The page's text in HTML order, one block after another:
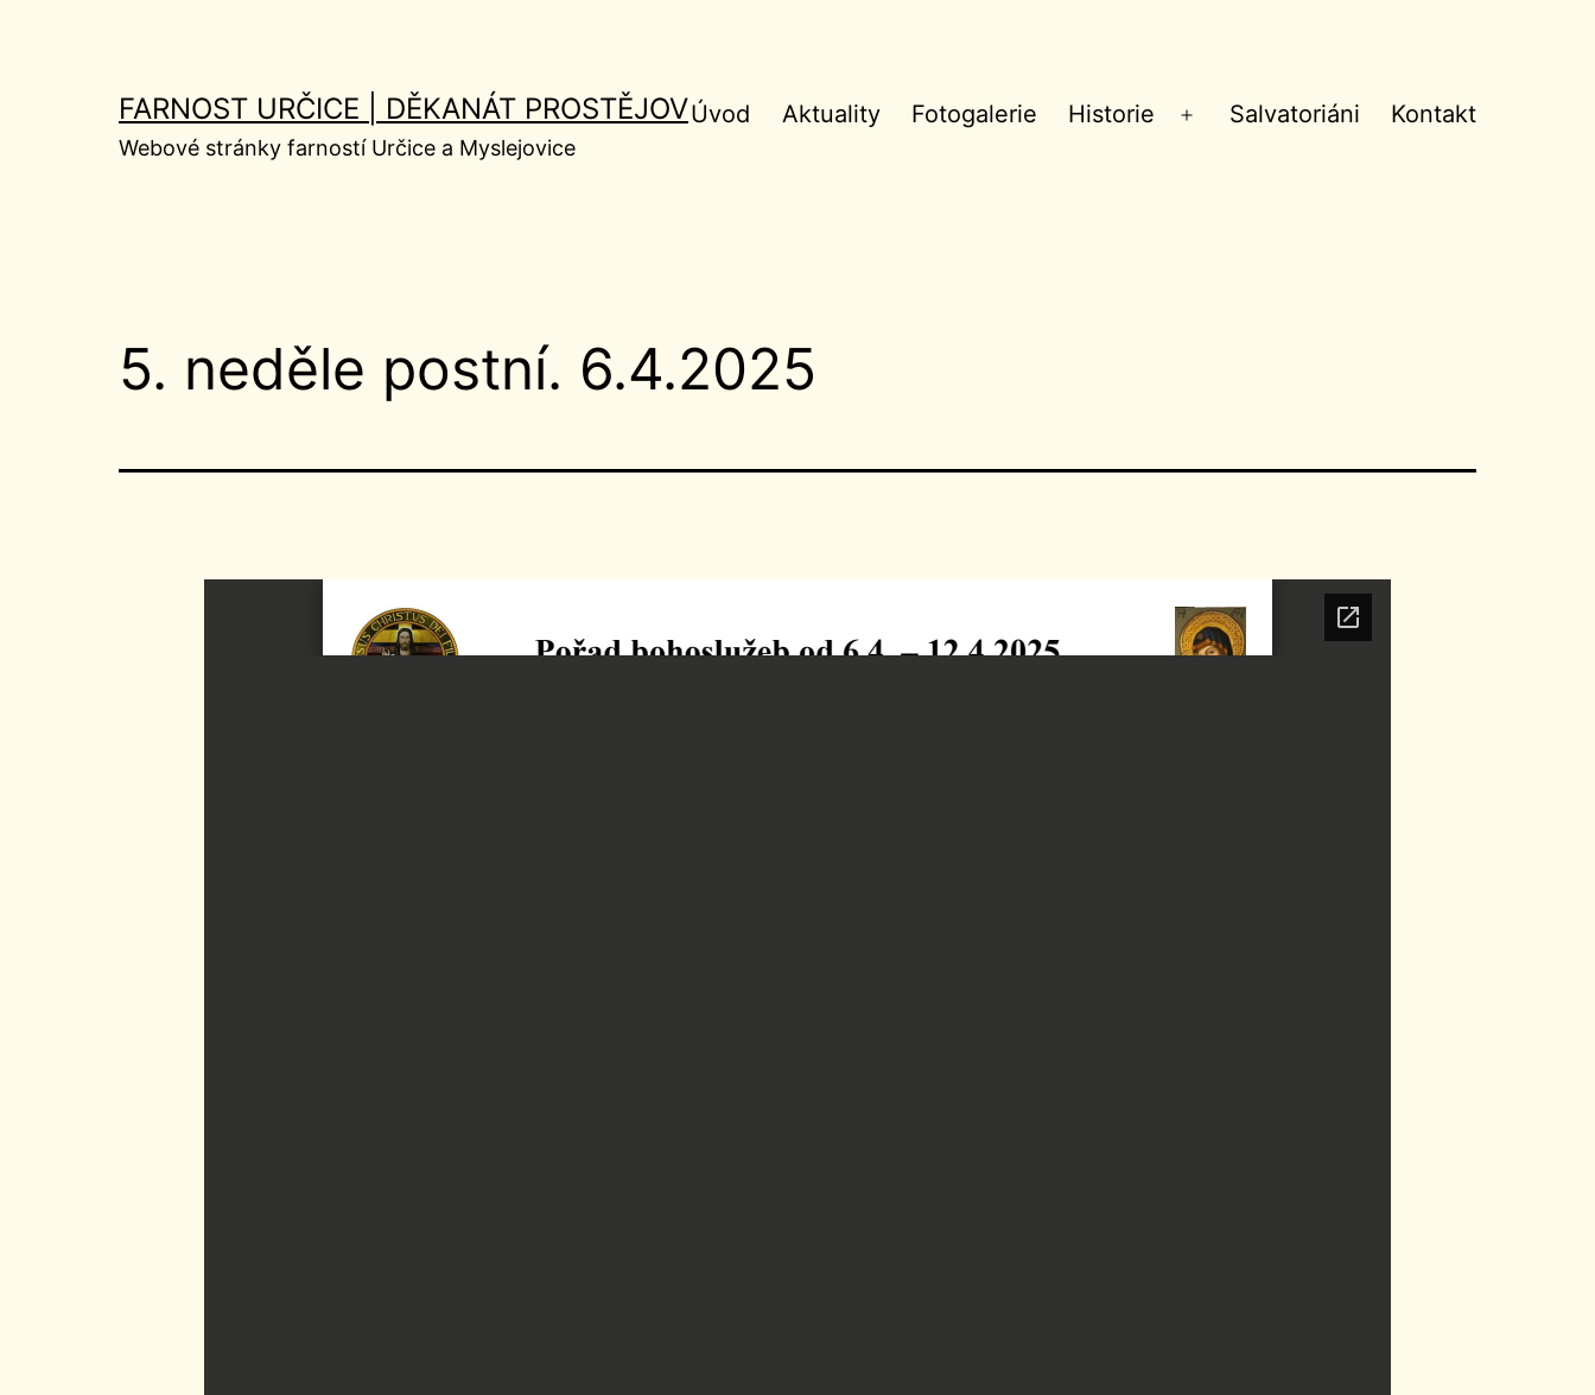
FARNOST URČICE | DĚKANÁT PROSTĚJOV
Webové stránky farností Určice a Myslejovice
Úvod Aktuality Fotogalerie Historie
Otevřít
Salvatoriáni Kontakt
5. neděle postní. 6.4.2025